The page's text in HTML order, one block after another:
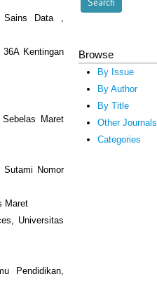
Browse
By Issue
By Author
By Title
Other Journals
Categories
Sains Data ,
Kentingan
Maret
Nomor
Maret
Universitas
Pendidikan,